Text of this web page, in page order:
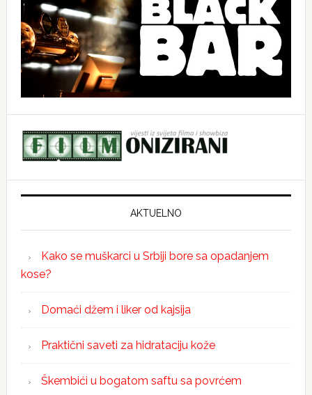
AKTUELNO
Kako se muškarci u Srbiji bore sa opadanjem
kose?
Domaći džem i liker od kajsija
Praktični saveti za hidrataciju kože
Škembići u bogatom saftu sa povrćem